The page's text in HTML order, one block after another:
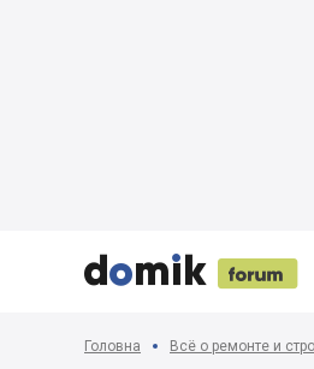


 

Головна Всё о ремонте и